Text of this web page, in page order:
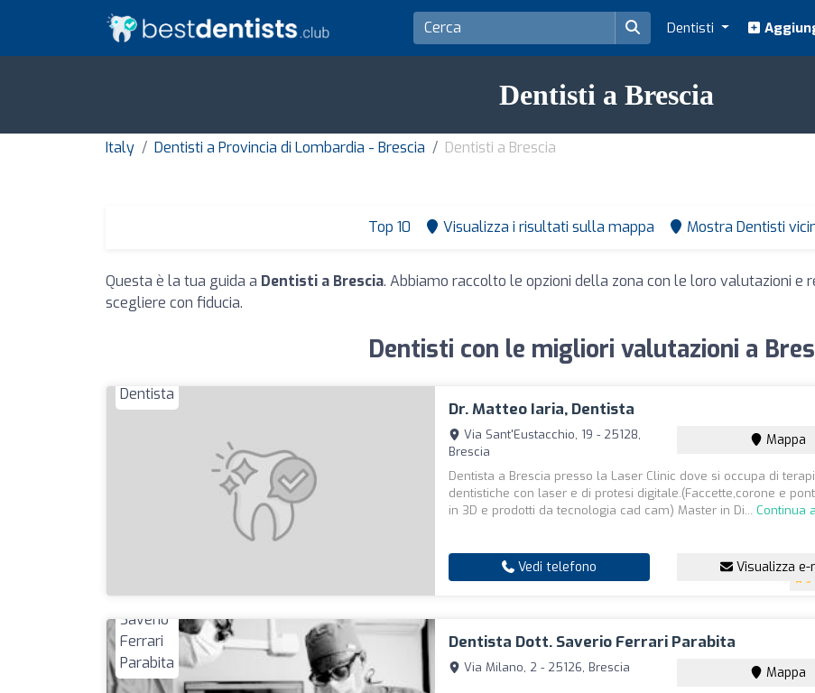
Dentisti
Dentisti a Brescia
Italy Dentisti a Provincia di Lombardia - Brescia Dentisti a Brescia
Top 10 Visualizza i risultati sulla mappa Mostra Dentisti
Questa è la tua guida a Dentisti a Brescia. Abbiamo raccolto le opzioni della zona con le loro valutazioni e
scegliere con fiducia.
Dentisti con le migliori valutazioni a
Dr. Matteo Iaria, Dentista
5
Via Sant'Eustacchio, 19 - 25128,
Brescia
Mappa
Dentista a Brescia presso la Laser Clinic dove si occupa di
dentistiche con laser e di protesi digitale.(Faccette,corone e
in 3D e prodotti da tecnologia cad cam) Master in Di... Continua
Vedi telefono Visualizza e-
Dentista Dott. Saverio Ferrari Parabita
Via Milano, 2 - 25126, Brescia Mappa